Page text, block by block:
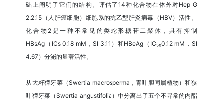
础上阐明了它们的结构。评估了14种化合物在体外对Hep G
2.2.15（人肝癌细胞）细胞系的抗乙型肝炎病毒（HBV）活性。
化合物2是一种不常见的类蛇形糖苷二聚体，具有抑制
HBsAg（ICs 0.18 mM，SI 3.11）和HBeAg（IC₅₀0.12 mM，SI
4.67）分泌的显著活性。
从大籽獐牙菜（Swertia macrosperma，青叶胆同属植物）和狭
叶獐牙菜（Swertia angustifolia）中分离出了五个不寻常的内酯